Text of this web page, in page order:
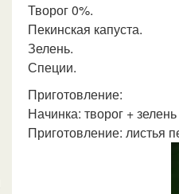
Творог 0%.
Пекинская капуста.
Зелень.
Специи.
Приготовление:
Начинка: творог +
Приготовление: листья